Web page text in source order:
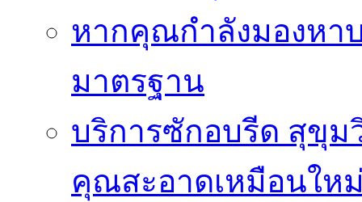
หากคุณกำลังมองหา
มาตรฐาน
บริการซักอบรีด สุขุ
คุณสะอาดเหมือนให